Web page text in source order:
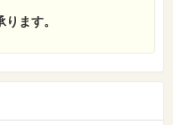
ます。